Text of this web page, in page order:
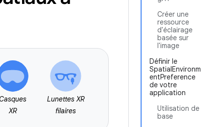
Créer une
ressource
d'éclairage
basée sur
l'image
Définir le
SpatialEnvironm
entPreference
de votre
application
Utilisation de
base
XR
Lunettes XR
filaires